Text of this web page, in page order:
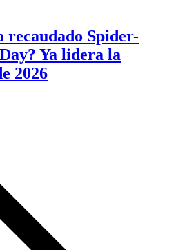
recaudado Spider-
Ya lidera la
2026